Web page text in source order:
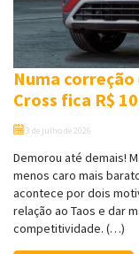
Numa
Cross fica R$
3 de julho de 2026
Demorou até demais!
menos caro mais
acontece por dois
relação ao Taos e dar
competitividade. (…)